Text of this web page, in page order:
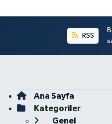
RSS
Ana Sayfa
Kategoriler
Genel